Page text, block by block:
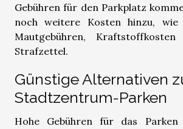
Gebühren für den Parkplatz
noch weitere Kosten hinzu, wie
Mautgebühren,
Strafzettel.
Günstige Alternativen
Stadtzentrum-Parken
Hohe Gebühren für das